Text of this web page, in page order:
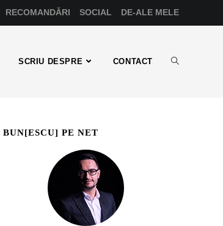
RECOMANDĂRI SOCIAL DE-ALE MELE
SCRIU DESPRE CONTACT
BUN[ESCU] PE NET